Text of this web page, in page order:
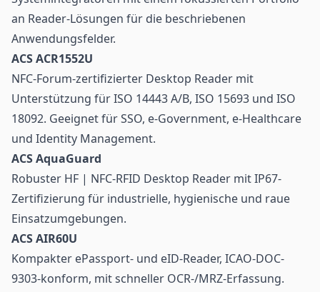
an Reader-Lösungen für die beschriebenen
Anwendungsfelder.
ACS ACR1552U
NFC-Forum-zertifizierter Desktop Reader mit
Unterstützung für ISO 14443 A/B, ISO 15693 und ISO
18092. Geeignet für SSO, e-Government, e-Healthcare
und Identity Management.
ACS AquaGuard
Robuster HF | NFC-RFID Desktop Reader mit IP67-
Zertifizierung für industrielle, hygienische und raue
Einsatzumgebungen.
ACS AIR60U
Kompakter ePassport- und eID-Reader, ICAO-DOC-
9303-konform, mit schneller OCR-/MRZ-Erfassung.